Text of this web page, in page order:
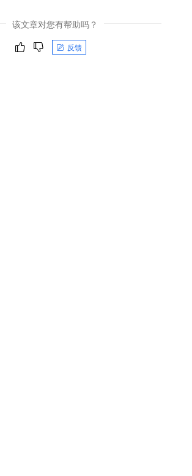
该文章对您有帮助吗？
反馈